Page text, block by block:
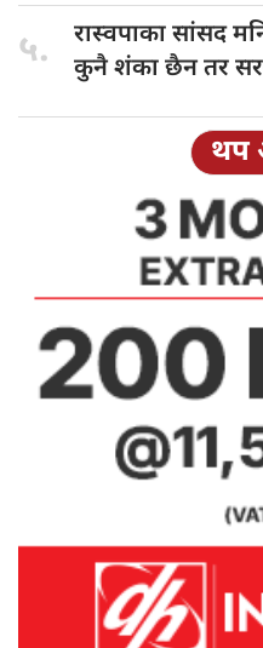
५. रास्वपाका सांसद
कुनै शंका छैन तर
थप